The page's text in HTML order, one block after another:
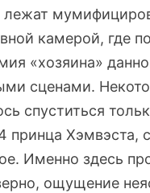
камерой, где
«хозяина»
сценами.
спуститься
Хэмвэста,
Именно здесь
ощущение